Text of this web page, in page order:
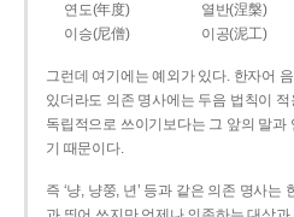
연도(年度) 열반(涅槃)
이승(尼僧)
이공(泥工)
그런데 여기에는 예외가 있다. 한자어
있더라도 의존 명사에는 두음 법칙이
독립적으로 쓰이기보다는 그 앞의 말
기 때문이다.
즉 ‘냥, 냥쭝, 년’ 등과 같은 의존 명사